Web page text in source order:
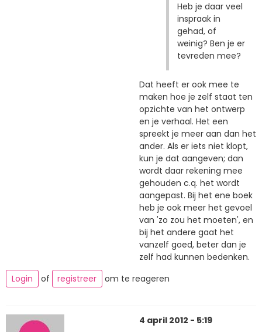
Heb je daar veel
inspraak in
gehad, of
weinig? Ben je er
tevreden mee?
Dat heeft er ook mee te
maken hoe je zelf staat ten
opzichte van het ontwerp
en je verhaal. Het een
spreekt je meer aan dan het
ander. Als er iets niet klopt,
kun je dat aangeven; dan
wordt daar rekening mee
gehouden c.q. het wordt
aangepast. Bij het ene boek
heb je ook meer het gevoel
van 'zo zou het moeten', en
bij het andere gaat het
vanzelf goed, beter dan je
zelf had kunnen bedenken.
Login
of registreer om te reageren
4 april 2012 - 5:19